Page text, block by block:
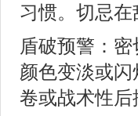
习惯。切忌
盾破预警：
颜色变淡或
卷或战术性后